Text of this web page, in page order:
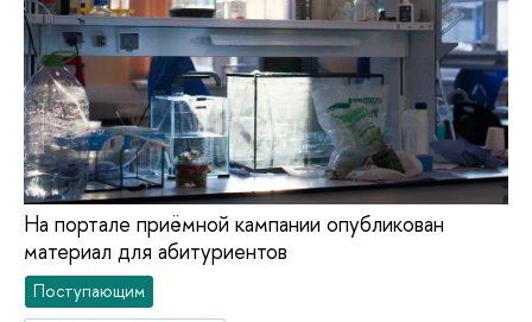
На портале приёмной кампании опубликован
материал для абитуриентов
Поступающим